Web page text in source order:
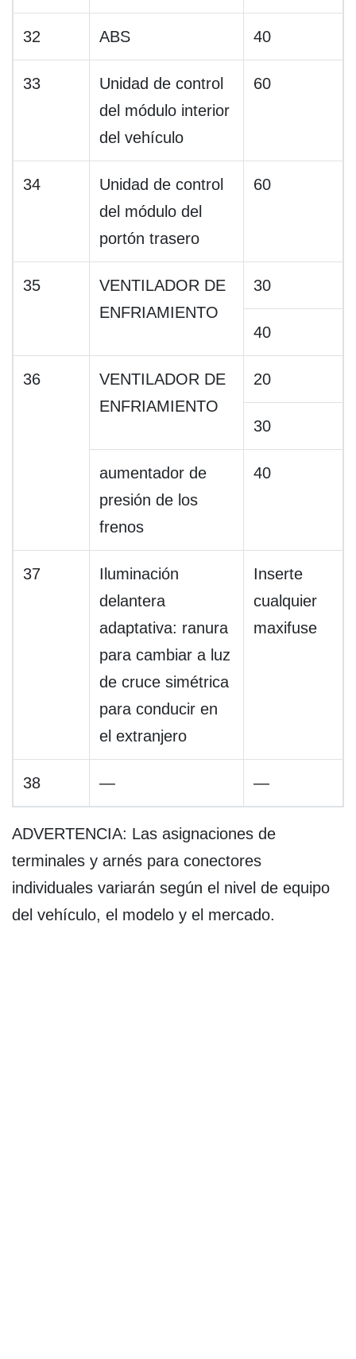
32 ABS 40
33
Unidad de control
del módulo interior
del vehículo
60
34
Unidad de control
del módulo del
portón trasero
60
35
VENTILADOR DE
ENFRIAMIENTO
30
40
36
VENTILADOR DE
ENFRIAMIENTO
20
30
aumentador de
presión de los
frenos
40
37
Iluminación
delantera
adaptativa: ranura
para cambiar a luz
de cruce simétrica
para conducir en
el extranjero
Inserte
cualquier
maxifuse
38 — —
ADVERTENCIA: Las asignaciones de
terminales y arnés para conectores
individuales variarán según el nivel de equipo
del vehículo, el modelo y el mercado.